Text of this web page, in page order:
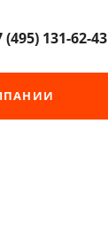
(495) 131-62-43